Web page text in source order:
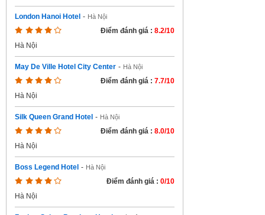
London Hanoi Hotel - Hà Nội
Điểm đánh giá : 8.2/10
Hà Nội
May De Ville Hotel City Center - Hà Nội
Điểm đánh giá : 7.7/10
Hà Nội
Silk Queen Grand Hotel - Hà Nội
Điểm đánh giá : 8.0/10
Hà Nội
Boss Legend Hotel - Hà Nội
Điểm đánh giá : 0/10
Hà Nội